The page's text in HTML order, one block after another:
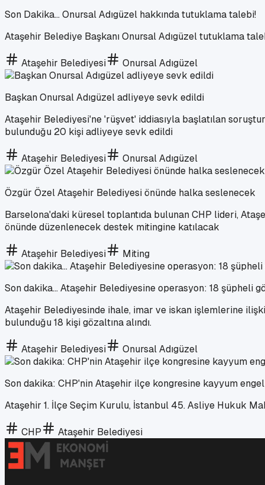
Son Dakika... Onursal Adıgüzel hakkında tutuklama talebi!
Ataşehir Belediye Başkanı Onursal Adıgüzel tutuklama
Ataşehir Belediyesi Onursal Adıgüzel
Başkan Onursal Adıgüzel adliyeye sevk edildi
Ataşehir Belediyesi'ne 'rüşvet' iddiasıyla başlatılan
bulunduğu 20 kişi adliyeye sevk edildi
Ataşehir Belediyesi Onursal Adıgüzel
Özgür Özel Ataşehir Belediyesi önünde halka seslenecek
Barselona'daki küresel toplantıda bulunan CHP lideri,
önünde düzenlenecek destek mitingine katılacak
Ataşehir Belediyesi Miting
Son dakika... Ataşehir Belediyesine operasyon: 18 şüpheli
Ataşehir Belediyesinde ihale, imar ve iskan işlemlerine
bulunduğu 18 kişi gözaltına alındı.
Ataşehir Belediyesi Onursal Adıgüzel
Son dakika: CHP'nin Ataşehir ilçe kongresine kayyum
Ataşehir 1. İlçe Seçim Kurulu, İstanbul 45. Asliye Hukuk
CHP Ataşehir Belediyesi